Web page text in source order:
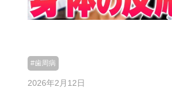
#歯周病
2026年2月12日